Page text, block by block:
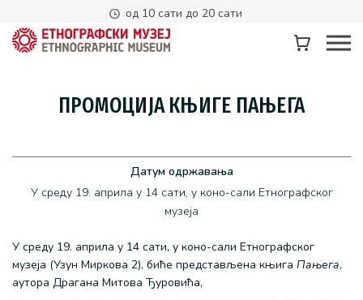
од 10 сати до 20 сати
ПРОМОЦИЈА КЊИГЕ ПАЊЕГА
Датум одржавања
У среду 19. априла у 14 сати, у коно-сали Етнографског
музеја
У среду 19. априла у 14 сати, у коно-сали Етнографског
музеја (Узун Миркова 2), биће представљена књига Пањега,
аутора Драгана Митова Ђуровића,